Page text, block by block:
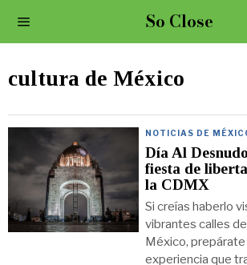
So Close
cultura de México
NOTICIAS DE
Día Al
fiesta de
la CDMX
Si creías haberlo
vibrantes calles
México, prepárate
experiencia que